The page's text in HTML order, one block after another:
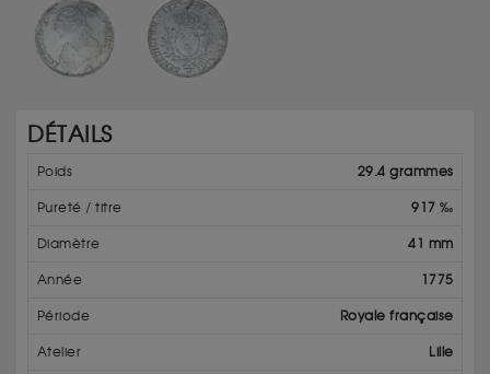
DÉTAILS
Poids 29.4 grammes
Pureté / titre 917 ‰
Diamètre 41 mm
Année 1775
Période Royale française
Atelier Lille